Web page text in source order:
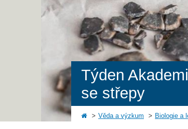
Týden
se střepy
Věda a výzkum Biologie a